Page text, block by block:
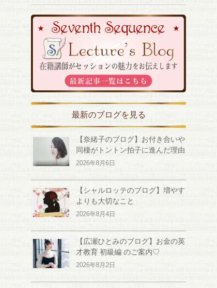
最新のブログを見る
【奈緒子のブログ】お付き合いや
同棲がトントン拍子に進んだ理由
2026年8月6日
【シャルロッテのブログ】増やす
よりも大切なこと
2026年8月4日
【広瀬ひとみのブログ】お金の英
才教育 初級編 のご案内♡
2026年8月2日